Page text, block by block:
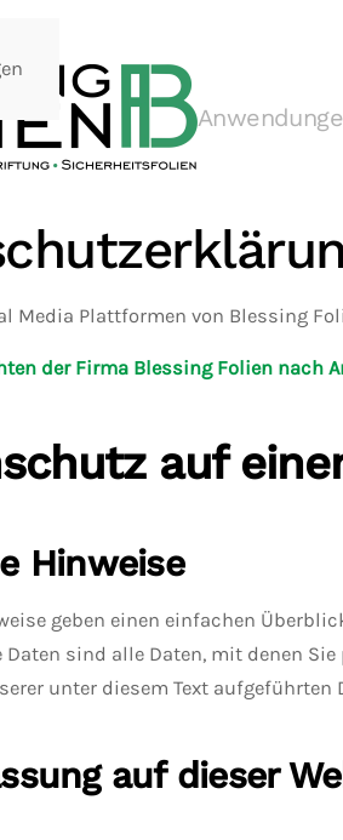
Media Plattformen von Blessing
der Firma Blessing Folien nach
auf
Hinweise
geben einen einfachen
Daten sind alle Daten, mit denen
unter diesem Text
auf dieser